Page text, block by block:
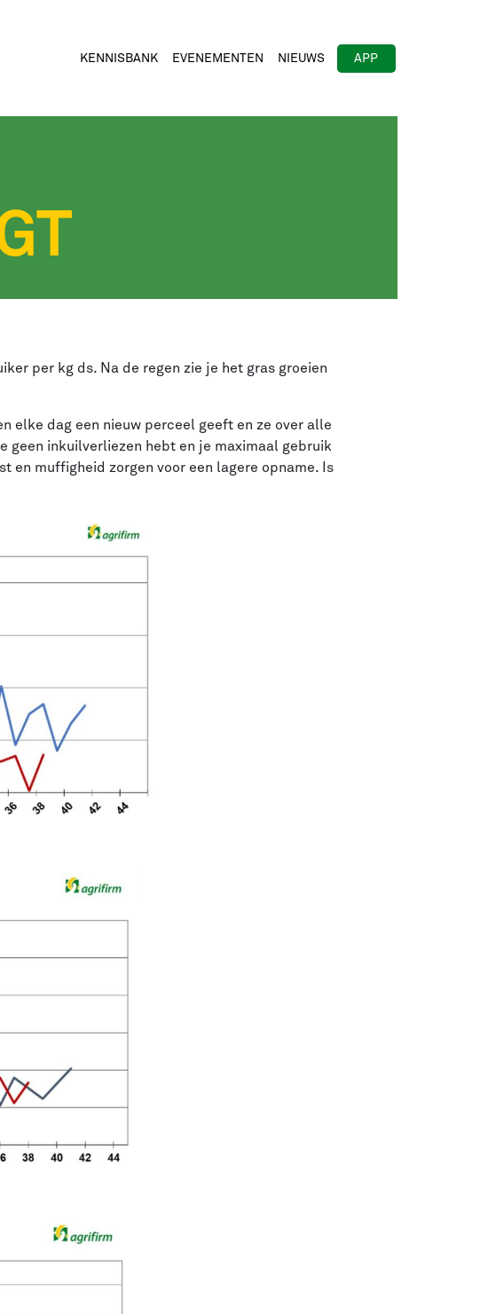
KENNISBANK EVENEMENTEN NIEUWS APP
per kg ds. Na de regen zie je het gras groeien
elke dag een nieuw perceel geeft en ze over alle
geen inkuilverliezen hebt en je maximaal gebruik
en muffigheid zorgen voor een lagere opname. Is